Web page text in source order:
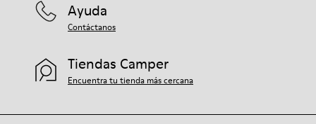
Ayuda
Contáctanos
Tiendas Camper
Encuentra tu tienda más cercana